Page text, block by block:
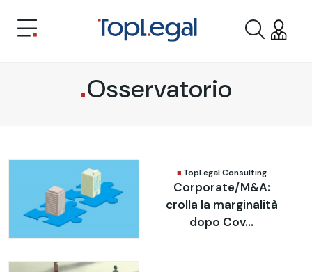
Osservatorio
TopLegal Consulting
Corporate/M&A:
crolla la marginalità
dopo Cov...